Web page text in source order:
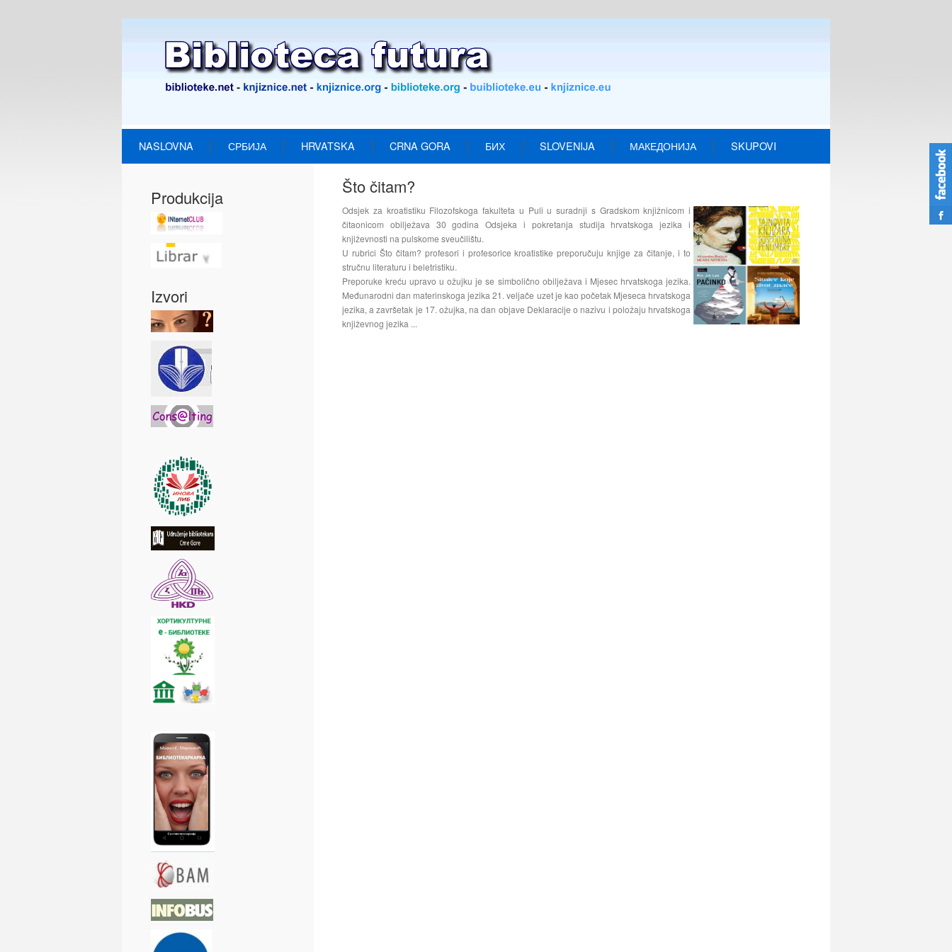
NASLOVNA СРБИЈА HRVATSKA CRNA GORA БИХ SLOVENIJA МАКЕДОНИЈА SKUPOVI
Produkcija
Izvori
Što čitam?
Odsjek za kroatistiku Filozofskoga fakulteta u Puli u suradnji s Gradskom knjižnicom i
čitaonicom obilježava 30 godina Odsjeka i pokretanja studija hrvatskoga jezika i
književnosti na pulskome sveučilištu.
U rubrici Što čitam? profesori i profesorice kroatistike preporučuju knjige za čitanje, i to
stručnu literaturu i beletristiku.
Preporuke kreću upravo u ožujku je se simbolično obilježava i Mjesec hrvatskoga jezika.
Međunarodni dan materinskoga jezika 21. veljače uzet je kao početak Mjeseca hrvatskoga
jezika, a završetak je 17. ožujka, na dan objave Deklaracije o nazivu i položaju hrvatskoga
književnog jezika ...